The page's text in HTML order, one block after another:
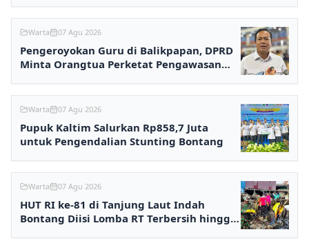
Warta 07 Agu 2026
Pengeroyokan Guru di Balikpapan, DPRD
Minta Orangtua Perketat Pengawasan
Warta 07 Agu 2026
Pupuk Kaltim Salurkan Rp858,7 Juta
untuk Pengendalian Stunting Bontang
Warta 07 Agu 2026
HUT RI ke-81 di Tanjung Laut Indah
Bontang Diisi Lomba RT Terbersih hingga